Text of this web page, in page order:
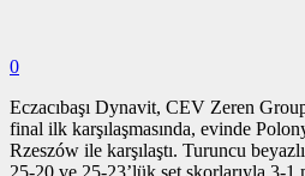
0
Eczacıbaşı Dynavit, CEV Zeren
final ilk karşılaşmasında, evinde
Rzeszów ile karşılaştı. Turuncu